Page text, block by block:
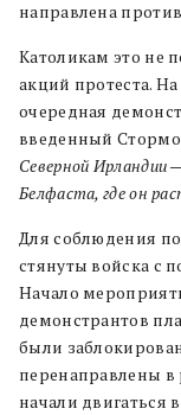
направлена
Католикам это не
акций протеста.
очередная
введенный
Северной Ирландии
Белфаста, где он
Для соблюдения
стянуты войска с
Начало
демонстрантов
были
перенаправлены в
начали двигаться